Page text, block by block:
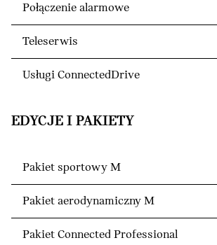
Połączenie alarmowe
Teleserwis
Usługi ConnectedDrive
EDYCJE I PAKIETY
Pakiet sportowy M
Pakiet aerodynamiczny M
Pakiet Connected Professional